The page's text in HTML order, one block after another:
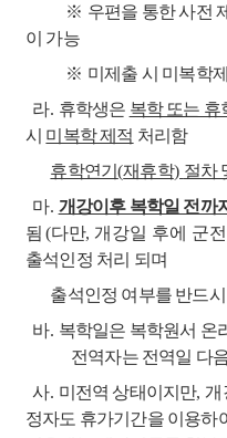
※ 우편을 통한 사전
이 가능
※ 미제출 시 미복학
라. 휴학생은 복학 또는 휴
시 미복학 제적 처리함
휴학연기(재휴학) 절차
마. 개강이후 복학일 전까
됨(다만, 개강일 후에 군
출석인정 처리 되며
출석인정 여부를 반드시
바. 복학일은 복학원서 온
전역자는 전역일 다
사. 미전역 상태이지만, 개
정자도 휴가기간을 이용하